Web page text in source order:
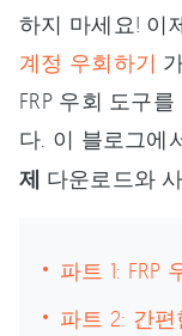
하지 마세요! 이
계정 우회하기
FRP 우회 도구
다. 이 블로그에
제 다운로드와
파트 1: FRP
파트 2: 간